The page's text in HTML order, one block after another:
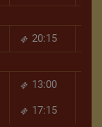
20:15
13:00
17:15